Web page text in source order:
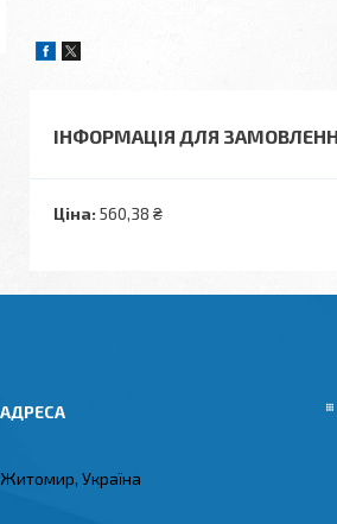
ІНФОРМАЦІЯ ДЛЯ
Ціна: 560,38 ₴
Житомир, Україна